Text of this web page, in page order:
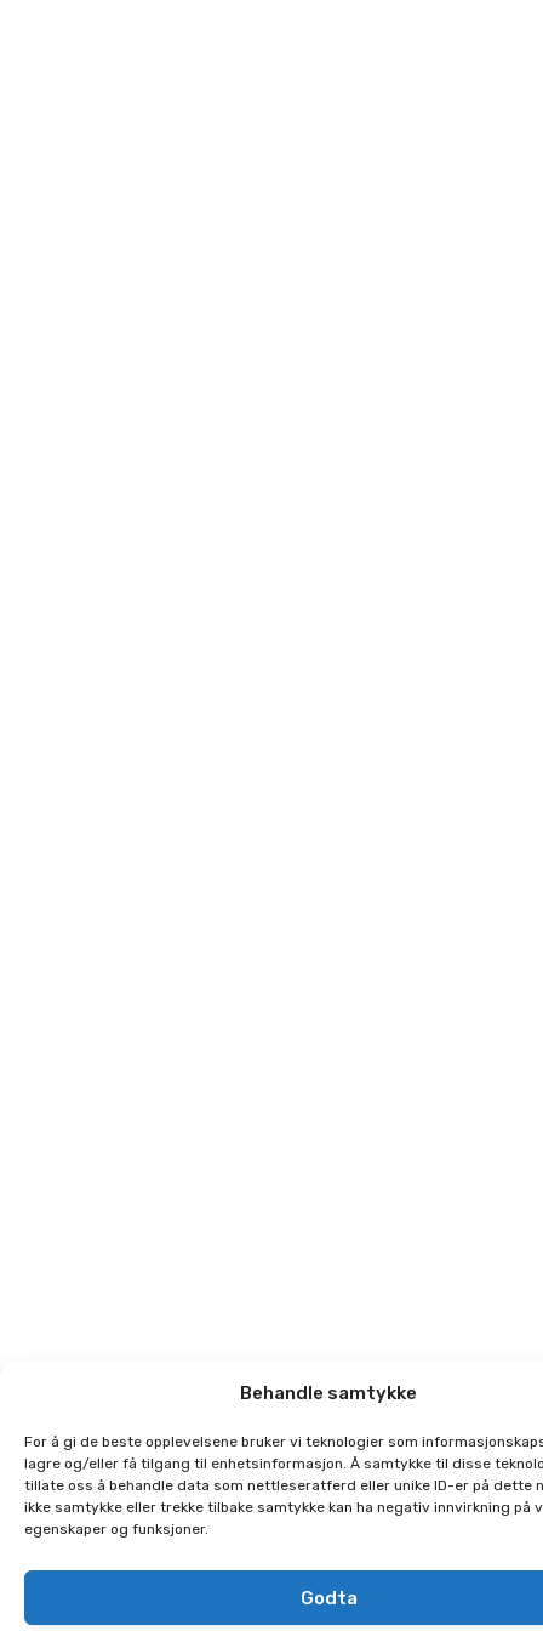
Behandle samtykke
For å gi de beste opplevelsene bruker vi teknologier som
lagre og/eller få tilgang til enhetsinformasjon. Å samtykke til disse
tillate oss å behandle data som nettleseratferd eller unike ID-er på dette
ikke samtykke eller trekke tilbake samtykke kan ha negativ innvirkning på
egenskaper og funksjoner.
Godta